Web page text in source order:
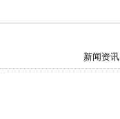
新闻资讯